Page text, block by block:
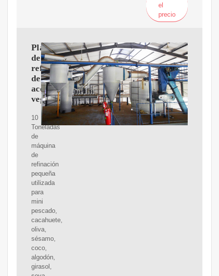
el
precio
Planta
de
refinación
de
aceite
vegetal
10
Toneladas
de
máquina
de
refinación
pequeña
utilizada
para
mini
pescado,
cacahuete,
oliva,
sésamo,
coco,
algodón,
girasol,